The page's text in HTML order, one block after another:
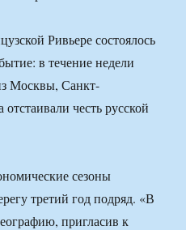
Ривьере состоялось
в течение недели
Москвы, Санкт-
честь русской
сезоны
третий год подряд. «В
пригласив к